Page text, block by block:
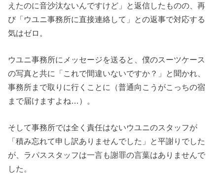
えたのに音沙汰ないんですけど」と返信したものの、再
び「ウユニ事務所に直接連絡して」との返事で対応する
気はゼロ。
ウユニ事務所にメッセージを送ると、僕のスーツケース
の写真と共に「これで間違いないですか？」と聞かれ、
事務所まで取りに行くことに（普通向こうがこっちの宿
まで届けますよね…）。
そして事務所では全く責任はないウユニのスタッフが
「積み忘れて申し訳ありませんでした」と平謝りでした
が、ラパススタッフは一言も謝罪の言葉はありませんで
した。